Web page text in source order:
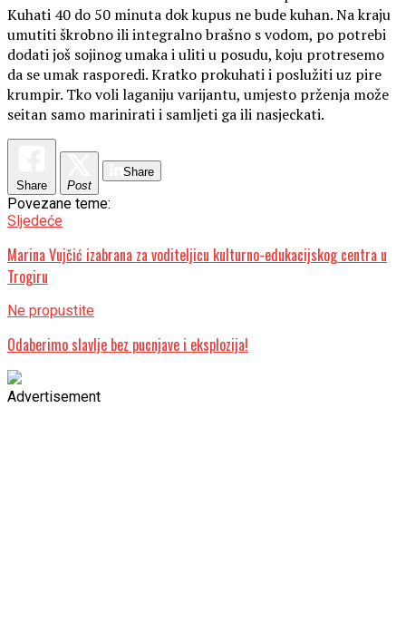
Kuhati 40 do 50 minuta dok kupus ne bude kuhan. Na kraju
umutiti škrobno ili integralno brašno s vodom, po potrebi
dodati još sojinog umaka i uliti u posudu, koju protresemo
da se umak rasporedi. Kratko prokuhati i poslužiti uz pire
krumpir. Tko voli laganiju varijantu, umjesto prženja može
seitan samo marinirati i samljeti ga ili nasjeckati.
Share Post
Share
Povezane teme:
Sljedeće
Marina Vujčić izabrana za voditeljicu kulturno-edukacijskog centra u
Trogiru
Ne propustite
Odaberimo slavlje bez pucnjave i eksplozija!
Advertisement